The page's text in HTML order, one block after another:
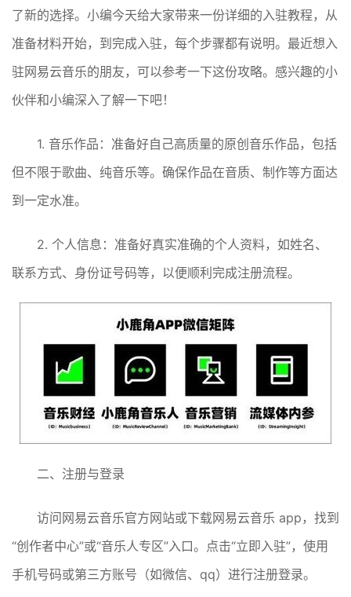
了新的选择。小编今天给大家带来一份详细的入驻教程，从
准备材料开始，到完成入驻，每个步骤都有说明。最近想入
驻网易云音乐的朋友，可以参考一下这份攻略。感兴趣的小
伙伴和小编深入了解一下吧！
1. 音乐作品：准备好自己高质量的原创音乐作品，包括
但不限于歌曲、纯音乐等。确保作品在音质、制作等方面达
到一定水准。
2. 个人信息：准备好真实准确的个人资料，如姓名、
联系方式、身份证号码等，以便顺利完成注册流程。
二、注册与登录
访问网易云音乐官方网站或下载网易云音乐 app，找到
“创作者中心”或“音乐人专区”入口。点击“立即入驻”，使用
手机号码或第三方账号（如微信、qq）进行注册登录。